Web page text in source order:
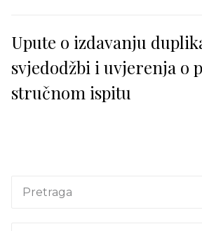
Upute o izdavanju
svjedodžbi i uvjerenja o
stručnom ispitu